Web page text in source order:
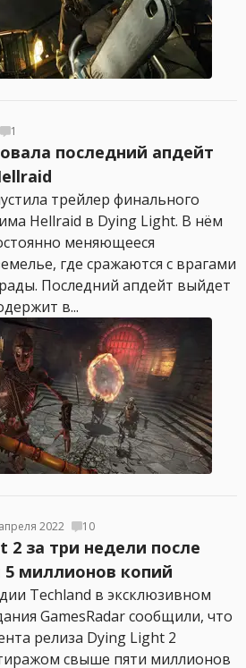
1
последний апдейт
трейлер финального
Hellraid в Dying Light. В нём
меняющееся
где сражаются с врагами
Последний апдейт выйдет
в...
2022 10
за три недели после
5 миллионов копий
Techland в эксклюзивном
GamesRadar сообщили, что
релиза Dying Light 2
свыше пяти миллионов